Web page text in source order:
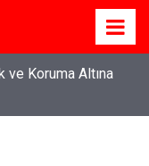
ve Koruma Altına